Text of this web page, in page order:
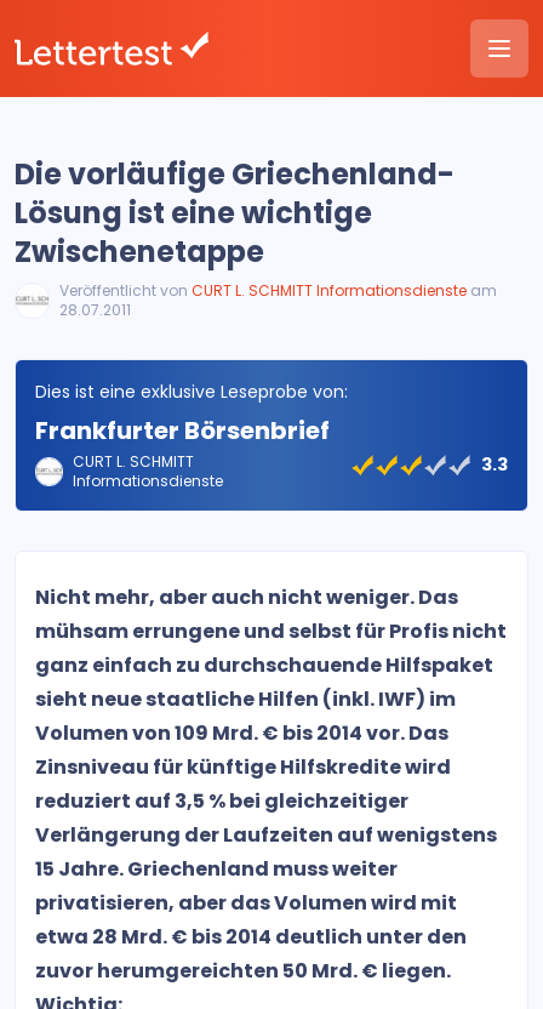
Die vorläufige Griechenland-
Lösung ist eine wichtige
Zwischenetappe
Veröffentlicht vonCURT L. SCHMITT Informationsdienste am
28.07.2011
Dies ist eine exklusive Leseprobe von:
Frankfurter Börsenbrief
CURT L. SCHMITT
Informationsdienste
3.3
Nicht mehr, aber auch nicht weniger. Das
mühsam errungene und selbst für Profis nicht
ganz einfach zu durchschauende Hilfspaket
sieht neue staatliche Hilfen (inkl. IWF) im
Volumen von 109 Mrd. € bis 2014 vor. Das
Zinsniveau für künftige Hilfskredite wird
reduziert auf 3,5 % bei gleichzeitiger
Verlängerung der Laufzeiten auf wenigstens
15 Jahre. Griechenland muss weiter
privatisieren, aber das Volumen wird mit
etwa 28 Mrd. € bis 2014 deutlich unter den
zuvor herumgereichten 50 Mrd. € liegen.